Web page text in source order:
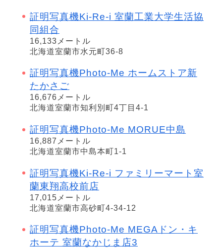
証明写真機Ki-Re-i 室蘭工業大学生活協
同組合
16,133メートル
北海道室蘭市水元町36-8
証明写真機Photo-Me ホームストア新
たかさご
16,676メートル
北海道室蘭市知利別町4丁目4-1
証明写真機Photo-Me MORUE中島
16,887メートル
北海道室蘭市中島本町1-1
証明写真機Ki-Re-i ファミリーマート室
蘭東翔高校前店
17,015メートル
北海道室蘭市高砂町4-34-12
証明写真機Photo-Me MEGAドン・キ
ホーテ 室蘭なかじま店3